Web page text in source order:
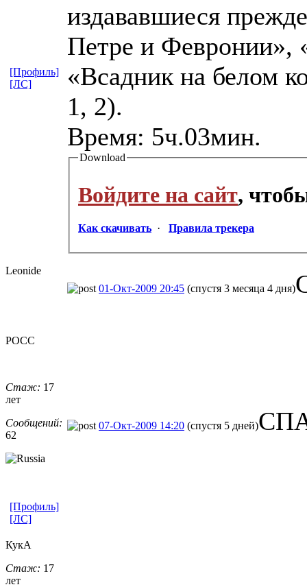
издававшиеся
Петре и Февронии»,
«Всадник на белом
1, 2).
Bpeмя: 5ч.03мин.
Download
Войдите на сайт,
Как скачивать · Правила трекера
[Профиль]
[ЛС]
Leonide
01-Окт-2009 20:45 (спустя 3 месяца 4 дня)
РОСС
Стаж: 17
лет
Сообщений:
62
07-Окт-2009 14:20 (спустя 5 дней)
[Профиль]
[ЛС]
КукА
Стаж: 17
лет